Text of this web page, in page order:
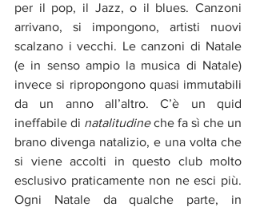
per il pop, il Jazz, o il blues. Canzoni
arrivano, si impongono, artisti nuovi
scalzano i vecchi. Le canzoni di Natale
(e in senso ampio la musica di Natale)
invece si ripropongono quasi immutabili
da un anno all’altro. C’è un quid
ineffabile di natalitudine che fa sì che un
brano divenga natalizio, e una volta che
si viene accolti in questo club molto
esclusivo praticamente non ne esci più.
Ogni Natale da qualche parte, in